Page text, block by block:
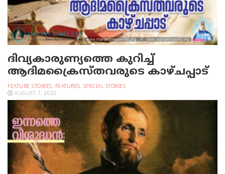
ദിവ്യകാരുണ്യത്തെ കുറിച്ച്
ആദിമക്രൈസ്തവരുടെ കാഴ്ചപ്പാട്
FEATURE STORIES, FEATURES, SPECIAL STORIES
AUGUST 7, 2026